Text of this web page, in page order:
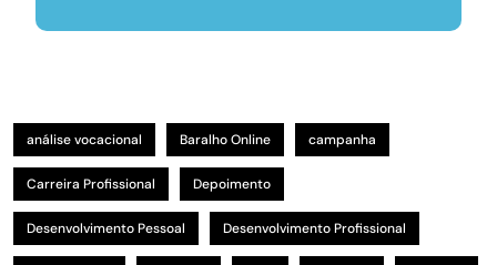
análise vocacional Baralho Online campanha
Carreira Profissional Depoimento
Desenvolvimento Pessoal Desenvolvimento Profissional